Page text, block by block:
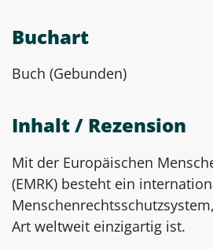
Buchart
Buch (Gebunden)
Inhalt / Rezension
Mit der Europäischen
(EMRK) besteht ein
Art weltweit einzigartig ist.